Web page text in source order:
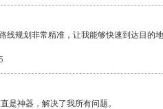
线规划非常精准，让我能够快速到达目的地
是神器，解决了我所有问题。